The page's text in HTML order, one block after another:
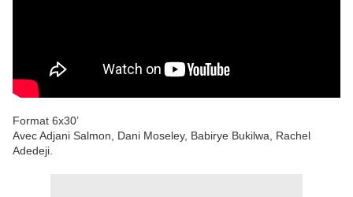
Format 6x30’
Avec Adjani Salmon, Dani Moseley, Babirye Bukilwa, Rachel
Adedeji.